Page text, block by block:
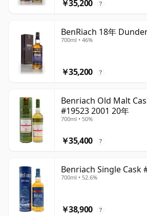
￥35,200 ?
BenRiach 18年
700ml • 46%
￥35,200 ?
Benriach Old Malt
#19523 2001 20年
700ml • 50%
￥35,400 ?
Benriach Single Cask
700ml • 52.6%
￥38,900 ?